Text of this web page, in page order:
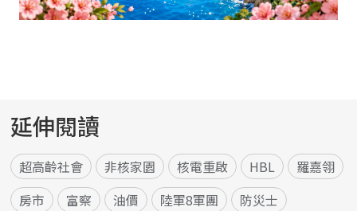
延伸閱讀
超高齡社會 非核家園 核電重啟 HBL
羅嘉翎
房市
富察 油價 陸軍8軍團
防災士